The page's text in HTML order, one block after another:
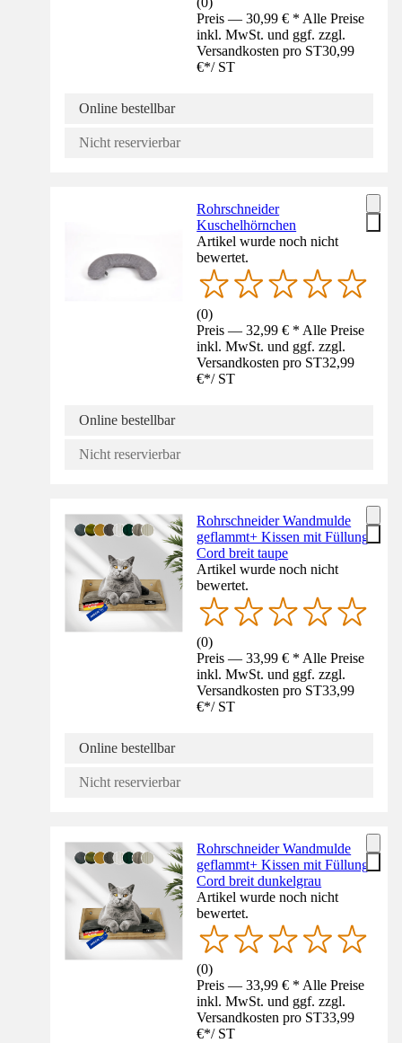
Preis — 30,99 € * Alle Preise
inkl. MwSt. und ggf. zzgl.
Versandkosten pro ST30,99
€*/ ST
Online bestellbar
Nicht reservierbar
Rohrschneider
Kuschelhörnchen
Artikel wurde noch nicht
bewertet.
(0)
Preis — 32,99 € * Alle Preise
inkl. MwSt. und ggf. zzgl.
Versandkosten pro ST32,99
€*/ ST
Online bestellbar
Nicht reservierbar
Rohrschneider Wandmulde
geflammt+ Kissen mit Füllung
Cord breit taupe
Artikel wurde noch nicht
bewertet.
(0)
Preis — 33,99 € * Alle Preise
inkl. MwSt. und ggf. zzgl.
Versandkosten pro ST33,99
€*/ ST
Online bestellbar
Nicht reservierbar
Rohrschneider Wandmulde
geflammt+ Kissen mit Füllung
Cord breit dunkelgrau
Artikel wurde noch nicht
bewertet.
(0)
Preis — 33,99 € * Alle Preise
inkl. MwSt. und ggf. zzgl.
Versandkosten pro ST33,99
€*/ ST